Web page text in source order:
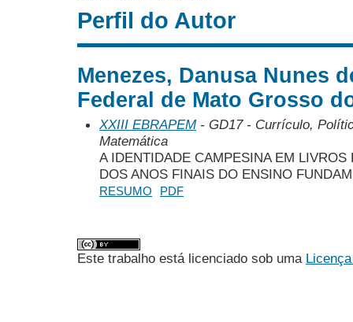
Perfil do Autor
Menezes, Danusa Nunes
Federal de Mato Grosso
XXIII EBRAPEM - GD17 - Currículo,
Matemática
A IDENTIDADE CAMPESINA EM
DOS ANOS FINAIS DO ENSINO
RESUMO PDF
Este trabalho está licenciado sob uma